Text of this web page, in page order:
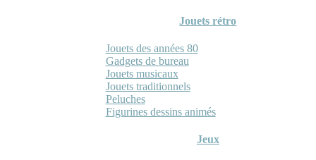
Jouets rétro
Jouets des années 80
Gadgets de bureau
Jouets musicaux
Jouets traditionnels
Peluches
Figurines dessins animés
Jeux